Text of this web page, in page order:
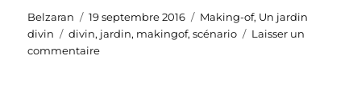
Auteur
Belzaran
Publié
le
19 septembre 2016 Catégories
Making-of, Un jardin
divin
Étiquettes
divin, jardin, makingof,scénario
Laisser un
commentairesur